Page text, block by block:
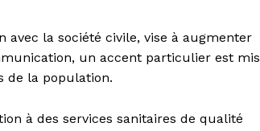
avec la société civile, vise à augmenter
un accent particulier est mis
de la population.
à des services sanitaires de qualité